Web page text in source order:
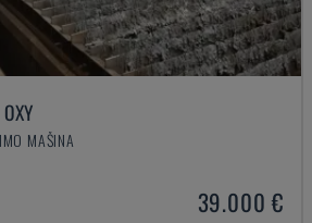
MAŠINA
39.000 €